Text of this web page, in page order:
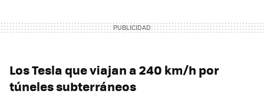
Los Tesla que viajan a 240 km/h por
túneles subterráneos